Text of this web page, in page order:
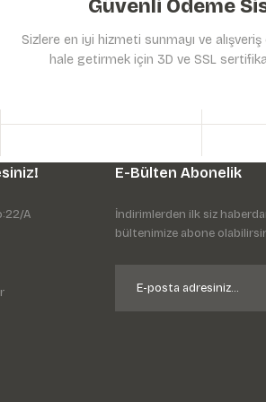
Güvenli Ödeme
Sizlere en iyi hizmeti sunmayı ve
hale getirmek için 3D ve SSL
A
E-Bülten Abonelik
İndirimlerden ilk siz
bültenimize abone